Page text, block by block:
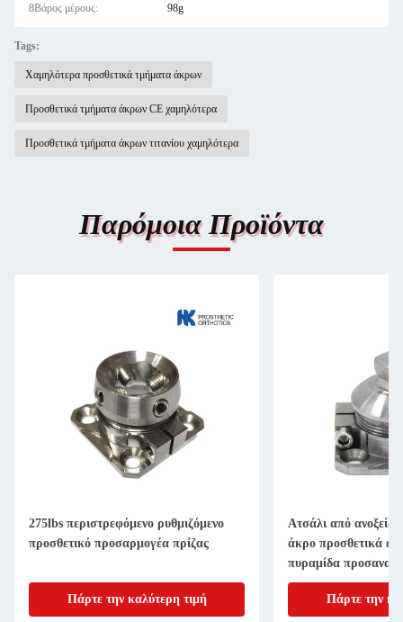
8Βάρος μέρους: 98g
Tags:
Χαμηλότερα προσθετικά τμήματα άκρων
Προσθετικά τμήματα άκρων CE χαμηλότερα
Προσθετικά τμήματα άκρων τιτανίου χαμηλότερα
Παρόμοια Προϊόντα
275lbs περιστρεφόμενο ρυθμιζόμενο
προσθετικό προσαρμογέα πρίζας
Πάρτε την καλύτερη τιμή
Ατσάλι από
άκρο προσθετικά
πυραμίδα
Πάρτε την